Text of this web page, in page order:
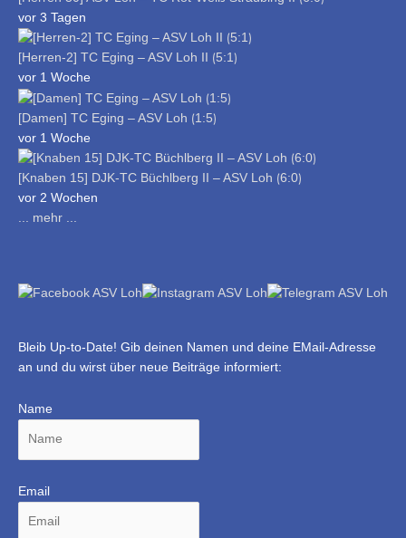
vor 3 Tagen
[Herren-2] TC Eging – ASV Loh II ⟮5:1⟯
vor 1 Woche
[Damen] TC Eging – ASV Loh ⟮1:5⟯
vor 1 Woche
[Knaben 15] DJK-TC Büchlberg II – ASV Loh ⟮6:0⟯
vor 2 Wochen
... mehr ...
Bleib Up-to-Date! Gib deinen Namen und deine EMail-Adresse
an und du wirst über neue Beiträge informiert:
Name
Email